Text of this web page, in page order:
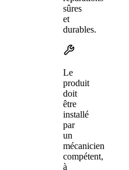
sûres
et
durables.
Le
produit
doit
être
installé
par
un
mécanicien
compétent,
à